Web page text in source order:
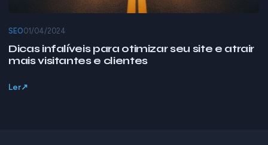
SEO01/04/2024
Dicas infalíveis para otimizar seu site e atrair
mais visitantes e clientes
Ler